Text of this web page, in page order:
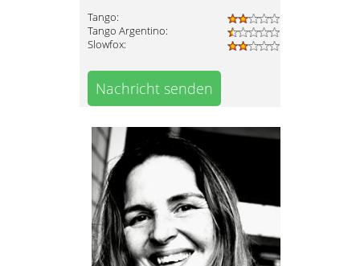
Tango:
Tango Argentino:
Slowfox:
Nachricht senden